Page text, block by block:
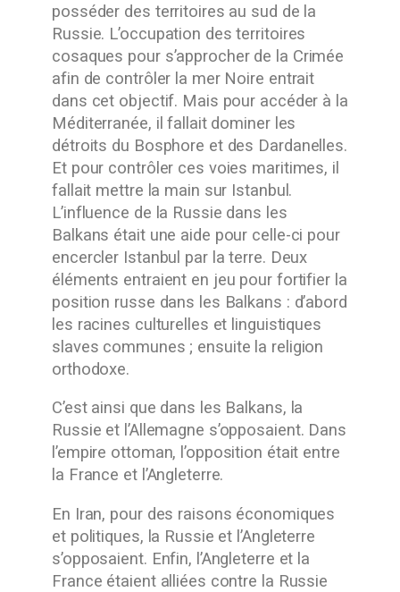
posséder des territoires au sud de la
Russie. L’occupation des territoires
cosaques pour s’approcher de la Crimée
afin de contrôler la mer Noire entrait
dans cet objectif. Mais pour accéder à la
Méditerranée, il fallait dominer les
détroits du Bosphore et des Dardanelles.
Et pour contrôler ces voies maritimes, il
fallait mettre la main sur Istanbul.
L’influence de la Russie dans les
Balkans était une aide pour celle-ci pour
encercler Istanbul par la terre. Deux
éléments entraient en jeu pour fortifier la
position russe dans les Balkans : d’abord
les racines culturelles et linguistiques
slaves communes ; ensuite la religion
orthodoxe.
C’est ainsi que dans les Balkans, la
Russie et l’Allemagne s’opposaient. Dans
l’empire ottoman, l’opposition était entre
la France et l’Angleterre.
En Iran, pour des raisons économiques
et politiques, la Russie et l’Angleterre
s’opposaient. Enfin, l’Angleterre et la
France étaient alliées contre la Russie